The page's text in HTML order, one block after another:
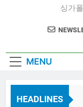
싱가
MENU
HEADLINES